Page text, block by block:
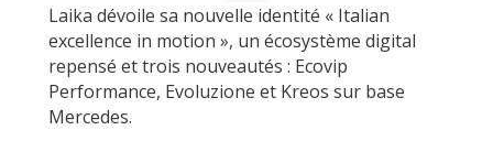
Laika dévoile sa nouvelle identité « Italian
excellence in motion », un écosystème digital
repensé et trois nouveautés : Ecovip
Performance, Evoluzione et Kreos sur base
Mercedes.